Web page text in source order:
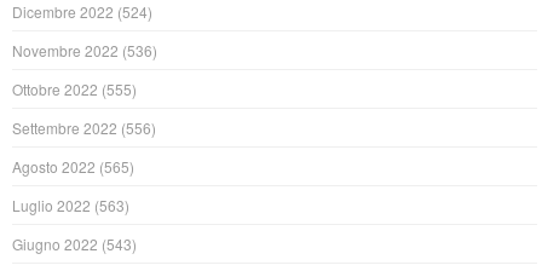
Dicembre 2022 (524)
Novembre 2022 (536)
Ottobre 2022 (555)
Settembre 2022 (556)
Agosto 2022 (565)
Luglio 2022 (563)
Giugno 2022 (543)